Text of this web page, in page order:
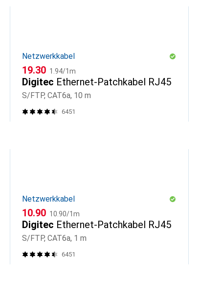
Netzwerkkabel
CHF
19.30 CHF
1.94/1m
Digitec Ethernet-Patchkabel RJ45
S/FTP, CAT6a, 10 m
6451
Netzwerkkabel
CHF
10.90 CHF
10.90/1m
Digitec Ethernet-Patchkabel RJ45
S/FTP, CAT6a, 1 m
6451